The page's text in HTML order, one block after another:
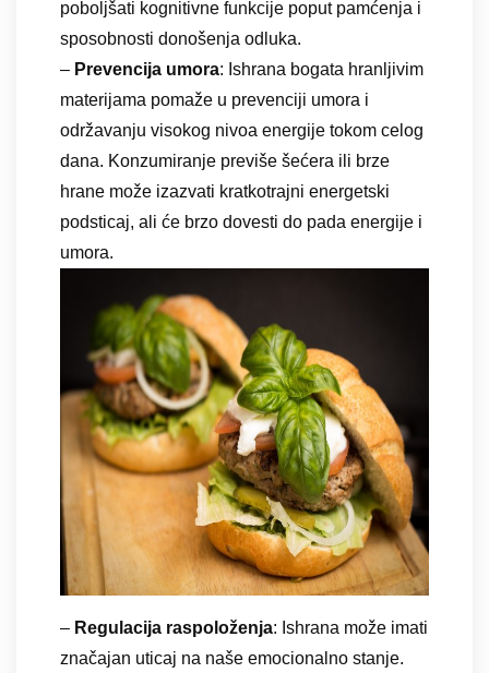
poboljšati kognitivne funkcije poput pamćenja i
sposobnosti donošenja odluka.
– Prevencija umora: Ishrana bogata hranljivim
materijama pomaže u prevenciji umora i
održavanju visokog nivoa energije tokom celog
dana. Konzumiranje previše šećera ili brze
hrane može izazvati kratkotrajni energetski
podsticaj, ali će brzo dovesti do pada energije i
umora.
– Regulacija raspoloženja: Ishrana može imati
značajan uticaj na naše emocionalno stanje.